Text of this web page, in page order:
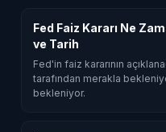
Fed Faiz Kararı Ne
ve Tarih
Fed'in faiz kararının
tarafından merakla
bekleniyor.